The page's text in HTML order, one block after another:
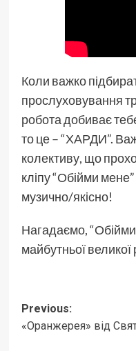
Коли важко
прослуховування
робота добиває
то це – “ХАРДИ”.
колективу, що
кліпу “Обійми
музично/якісно!
Нагадаємо,
майбутньої великої
Post
navigation
Previous:
«Оранжерея» від